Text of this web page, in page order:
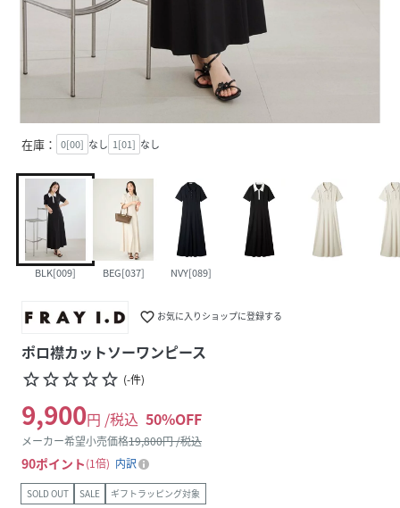
在庫： 0[00] なし 1[01] なし
BLK[009] BEG[037] NVY[089]
favorite_border お気に入りショップに登録する
ポロ襟カットソーワンピース
star_borderstar_borderstar_borderstar_borderstar_border (-件)
9,900円 /税込 50%OFF
メーカー希望小売価格19,800円 /税込
90ポイント 1倍 内訳
SOLD OUT SALE ギフトラッピング対象